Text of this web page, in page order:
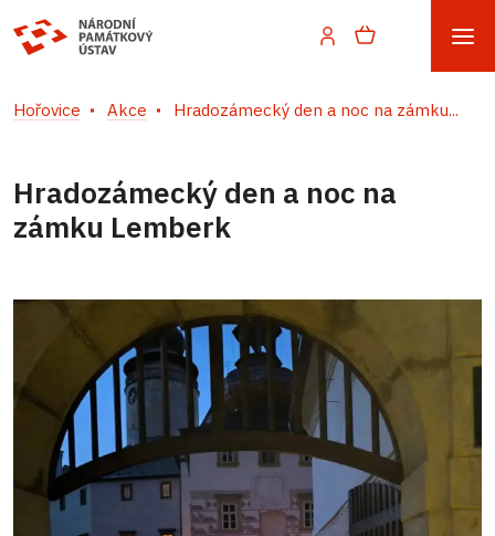
Hořovice Akce Hradozámecký den a noc na zámku...
Hradozámecký den a noc na
zámku Lemberk